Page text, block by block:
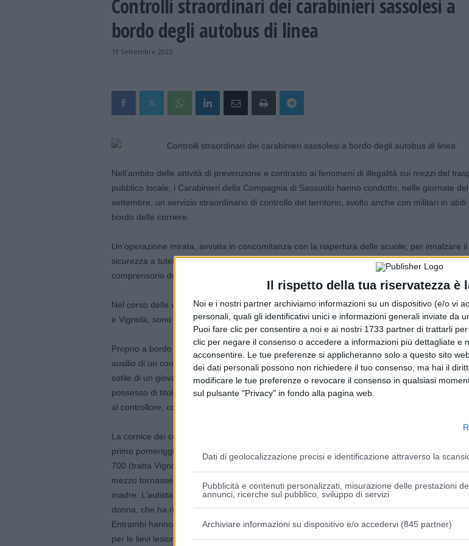
Il rispetto della tua riservatezza è
Noi e i nostri partner archiviamo informazioni su un dispositivo (e/o vi
personali, quali gli identificativi unici e informazioni generali inviate da
Puoi fare clic per consentire a noi e ai nostri 1733 partner di trattarli
clic per negare il consenso o accedere a informazioni più dettagliate e
acconsentire. Le tue preferenze si applicheranno solo a questo sito
dei dati personali possono non richiedere il tuo consenso, ma hai il
modificare le tue preferenze o revocare il consenso in qualsiasi
sul pulsante "Privacy" in fondo alla pagina web.
Dati di geolocalizzazione precisi e identificazione attraverso la
Pubblicità e contenuti personalizzati, misurazione delle prestazioni
annunci, ricerche sul pubblico, sviluppo di servizi
Archiviare informazioni su dispositivo e/o accedervi (845 partner)
Controlli straordinari dei carabinieri sassolesi a
bordo degli autobus di linea
19 Settembre 2025
Nell’ambito delle attività di prevenzione e contrasto ai fenomeni di illegalità sui mezzi del
pubblico locale, i Carabinieri della Compagnia di Sassuolo hanno condotto, nelle giornate
settembre, un servizio straordinario di controllo del territorio, svolto anche con militari in abiti
bordo delle corriere.
Un’operazione mirata, avviata in concomitanza con la riapertura delle scuole, per innalzare il
sicurezza a tutela dei numerosi studenti e pendolari che ogni giorno utilizzano autobus e
comprensorio delle
Nel corso delle verifiche, che hanno interessato i comuni di Sassuolo, Formigine, Maranello,
e Vignola, sono state identificate circa 80 persone, di cui 25 minorenni.
Proprio a bordo della linea n. 800, nella località Casinalbo di Formigine, i militari sono
ausilio di un controllore della società di trasporto che aveva chiesto supporto per
ostile di un giovane passeggero. L’uomo, un cittadino pakistano 24enne residente a
possesso di titolo di viaggio che non era stato obliterato, si era rifiutato di fornire le proprie
al controllore, collaborando soltanto dopo l’arrivo dei Carabinieri.
La cornice dei controlli sul trasporto pubblico ha registrato, inoltre, un grave episodio
primo pomeriggio di ieri a Guiglia, in località Monteorsello. Come noto, durante la corsa della
700 (tratta Vignola/Zocca), un minorenne di origini tunisine ha aggredito l’autista
mezzo tornasse indietro, poiché non era riuscito a scendere alla fermata desiderata insieme
madre. L’autista, costretto ad una brusca frenata, ha provocato involontariamente la caduta
donna, che ha riportato lievi contusioni (come egli stesso in seguito alla subita aggressione).
Entrambi hanno dovuto ricorrere a cure mediche presso il Pronto Soccorso dell’Ospedale di
per le lievi lesioni riportate.